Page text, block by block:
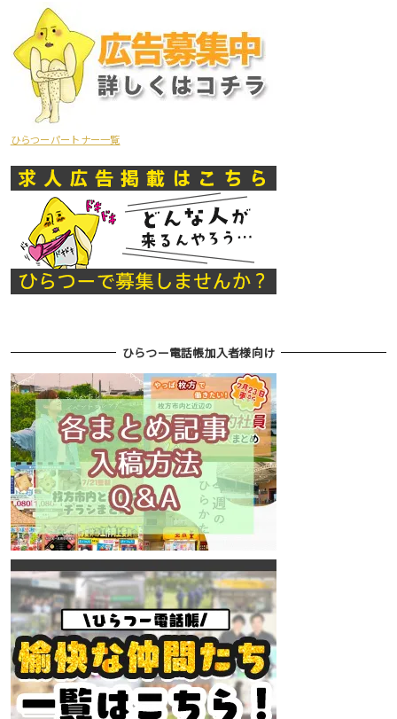
ひらつーパートナー一覧
ひらつー電話帳加入者様向け